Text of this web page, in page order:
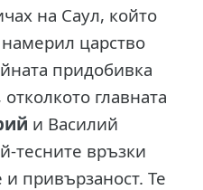
на Саул, който
царство
придобивка
главната
и Василий
тесните връзки
привързаност. Те